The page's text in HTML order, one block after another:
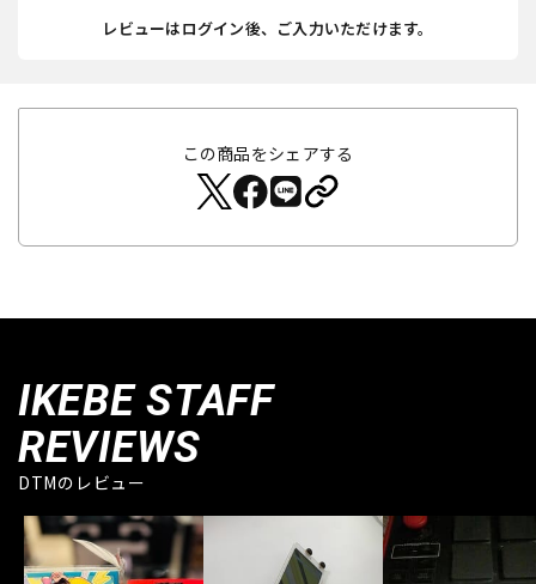
レビューはログイン後、ご入力いただけます。
この商品をシェアする
IKEBE STAFF
REVIEWS
DTMのレビュー